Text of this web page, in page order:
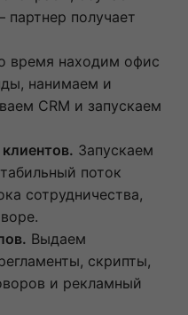
получает
время находим офис
нанимаем и
CRM и запускаем
Запускаем
поток
сотрудничества,
Выдаем
скрипты,
и рекламный